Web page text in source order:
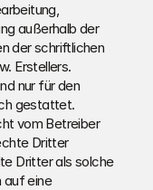
außerhalb der
der schriftlichen
Erstellers.
nur für den
gestattet.
vom Betreiber
Dritter
Dritter als solche
auf eine